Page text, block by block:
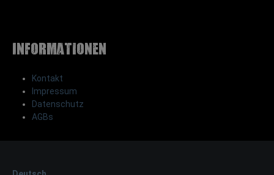
Informationen
Kontakt
Impressum
Datenschutz
AGBs